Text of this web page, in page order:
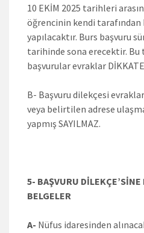
10 EKİM 2025 tarihleri
öğrencinin kendi tarafından
yapılacaktır. Burs başvuru
tarihinde sona erecektir.
başvurular evraklar
B- Başvuru dilekçesi
veya belirtilen adrese
yapmış SAYILMAZ.
5- BAŞVURU
BELGELER
A- Nüfus idaresinden